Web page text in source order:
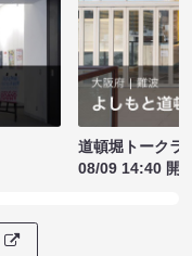
道頓堀トークラ
08/09 14:40 開